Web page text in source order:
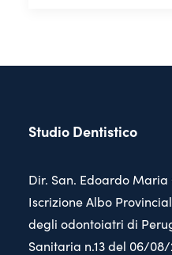
Studio Dentistico
Dir. San. Edoardo
Iscrizione Albo
degli odontoiatri di
Sanitaria n.13 del 06/08/